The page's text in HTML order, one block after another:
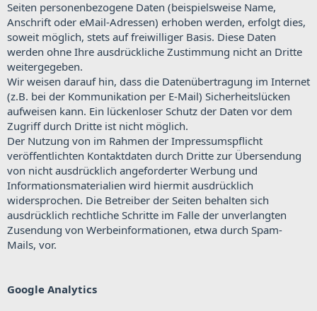
Seiten personenbezogene Daten (beispielsweise Name,
Anschrift oder eMail-Adressen) erhoben werden, erfolgt dies,
soweit möglich, stets auf freiwilliger Basis. Diese Daten
werden ohne Ihre ausdrückliche Zustimmung nicht an Dritte
weitergegeben.
Wir weisen darauf hin, dass die Datenübertragung im Internet
(z.B. bei der Kommunikation per E-Mail) Sicherheitslücken
aufweisen kann. Ein lückenloser Schutz der Daten vor dem
Zugriff durch Dritte ist nicht möglich.
Der Nutzung von im Rahmen der Impressumspflicht
veröffentlichten Kontaktdaten durch Dritte zur Übersendung
von nicht ausdrücklich angeforderter Werbung und
Informationsmaterialien wird hiermit ausdrücklich
widersprochen. Die Betreiber der Seiten behalten sich
ausdrücklich rechtliche Schritte im Falle der unverlangten
Zusendung von Werbeinformationen, etwa durch Spam-
Mails, vor.
Google Analytics